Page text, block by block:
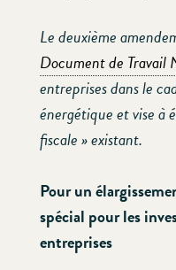
Le deuxième
Document de Travail
entreprises dans le
énergétique et vise à
fiscale » existant.
Pour un
spécial pour les
entreprises